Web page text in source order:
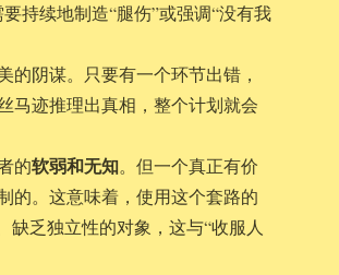
持续地制造“腿伤”或强调“没有我
的阴谋。只要有一个环节出错，
马迹推理出真相，整个计划就会
的软弱和无知。但一个真正有价
的。这意味着，使用这个套路的
缺乏独立性的对象，这与“收服人